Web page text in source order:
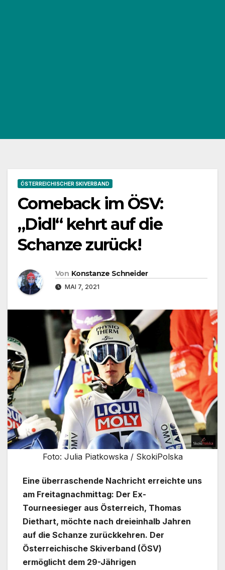
ÖSTERREICHISCHER SKIVERBAND
Comeback im ÖSV:
„Didl“ kehrt auf die
Schanze zurück!
Von Konstanze Schneider
MAI 7, 2021
Foto: Julia Piatkowska / SkokiPolska
Eine überraschende Nachricht erreichte uns
am Freitagnachmittag: Der Ex-
Tourneesieger aus Österreich, Thomas
Diethart, möchte nach dreieinhalb Jahren
auf die Schanze zurückkehren. Der
Österreichische Skiverband (ÖSV)
ermöglicht dem 29-Jährigen